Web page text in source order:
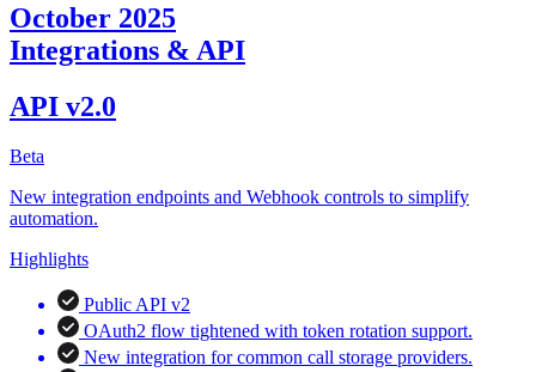
October 2025
Integrations & API
API v2.0
Beta
New integration endpoints and Webhook controls to simplify
automation.
Highlights
Public API v2
OAuth2 flow tightened with token rotation support.
New integration for common call storage providers.